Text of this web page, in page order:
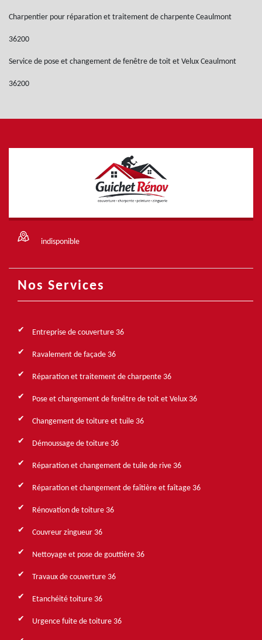
Charpentier pour réparation et traitement de charpente Ceaulmont
36200
Service de pose et changement de fenêtre de toit et Velux Ceaulmont
36200
indisponible
Nos Services
Entreprise de couverture 36
Ravalement de façade 36
Réparation et traitement de charpente 36
Pose et changement de fenêtre de toit et Velux 36
Changement de toiture et tuile 36
Démoussage de toiture 36
Réparation et changement de tuile de rive 36
Réparation et changement de faîtière et faîtage 36
Rénovation de toiture 36
Couvreur zingueur 36
Nettoyage et pose de gouttière 36
Travaux de couverture 36
Etanchéité toiture 36
Urgence fuite de toiture 36